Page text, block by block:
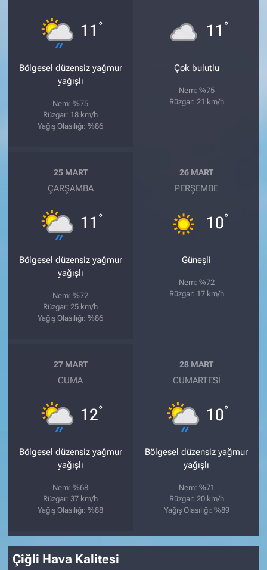
11 °
Bölgesel düzensiz yağmur
yağışlı
Nem: %75
Rüzgar: 18 km/h
Yağış Olasılığı: %86
11 °
Çok bulutlu
Nem: %75
Rüzgar: 21 km/h
25 MART
ÇARŞAMBA
11 °
Bölgesel düzensiz yağmur
yağışlı
Nem: %72
Rüzgar: 25 km/h
Yağış Olasılığı: %86
26 MART
PERŞEMBE
10°
Güneşli
Nem: %72
Rüzgar: 17 km/h
27 MART
CUMA
12°
Bölgesel düzensiz yağmur
yağışlı
Nem: %68
Rüzgar: 37 km/h
Yağış Olasılığı: %88
28 MART
CUMARTESI
10°
Bölgesel düzensiz yağmur
yağışlı
Nem: %71
Rüzgar: 20 km/h
Yağış Olasılığı: %89
Çiğli Hava Kalitesi